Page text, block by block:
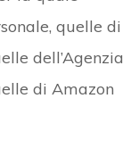
quelle di
dell’Agenzia
di Amazon